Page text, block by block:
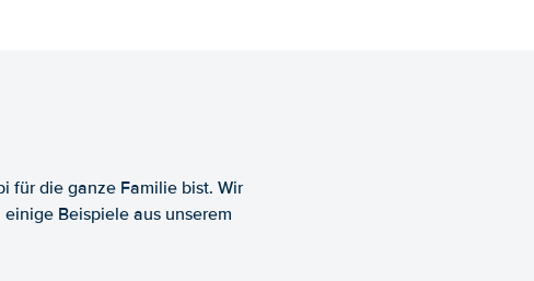
für die ganze Familie bist. Wir
Beispiele aus unserem